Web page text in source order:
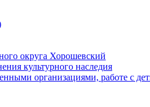
округа Хорошевский
культурного наследия
организациями, работе с